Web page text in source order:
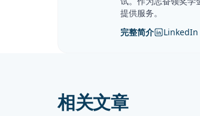
提供服务。
完整简介
LinkedIn
相关文章